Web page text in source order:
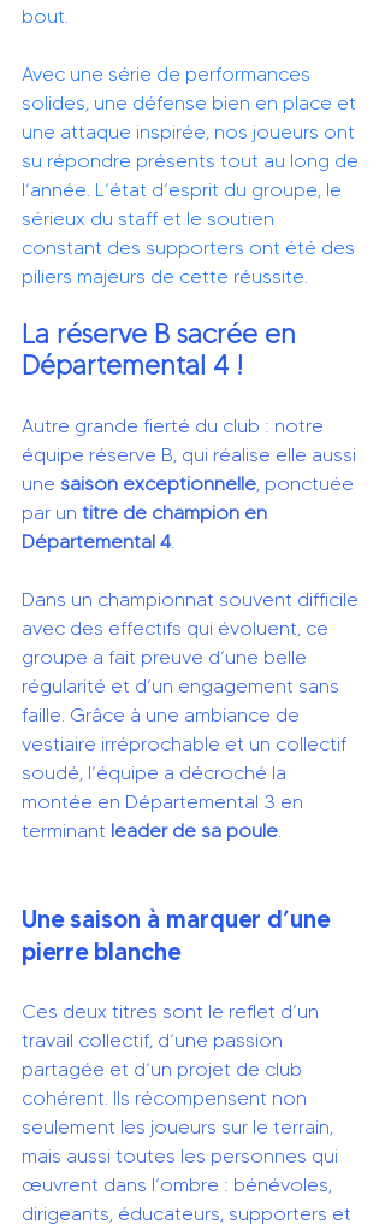
bout.
Avec une série de performances
solides, une défense bien en place et
une attaque inspirée, nos joueurs ont
su répondre présents tout au long de
l’année. L’état d’esprit du groupe, le
sérieux du staff et le soutien
constant des supporters ont été des
piliers majeurs de cette réussite.
La réserve B sacrée en
Départemental 4 !
Autre grande fierté du club : notre
équipe réserve B, qui réalise elle aussi
une saison exceptionnelle, ponctuée
par un titre de champion en
Départemental 4.
Dans un championnat souvent difficile
avec des effectifs qui évoluent, ce
groupe a fait preuve d’une belle
régularité et d’un engagement sans
faille. Grâce à une ambiance de
vestiaire irréprochable et un collectif
soudé, l’équipe a décroché la
montée en Départemental 3 en
terminant leader de sa poule.
Une saison à marquer d’une
pierre blanche
Ces deux titres sont le reflet d’un
travail collectif, d’une passion
partagée et d’un projet de club
cohérent. Ils récompensent non
seulement les joueurs sur le terrain,
mais aussi toutes les personnes qui
œuvrent dans l’ombre : bénévoles,
dirigeants, éducateurs, supporters et